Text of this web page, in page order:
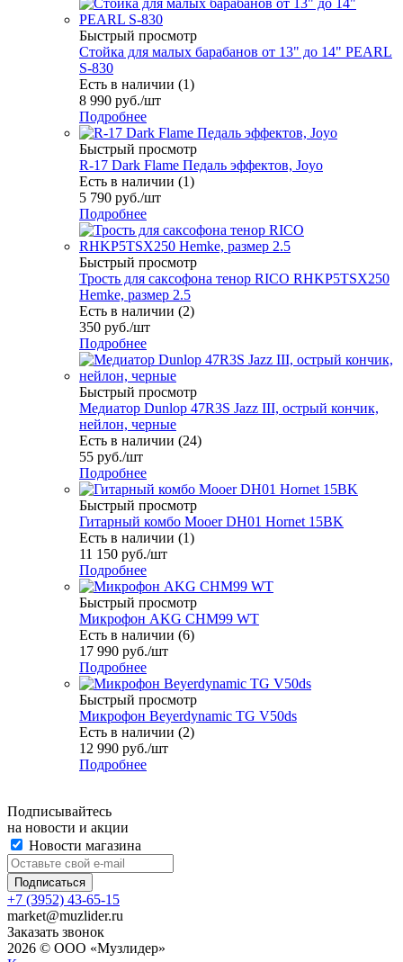
Быстрый просмотр
Стойка для малых барабанов от 13" до 14" PEARL
S-830
Есть в наличии (1)
8 990 руб./шт
Подробнее
Быстрый просмотр
R-17 Dark Flame Педаль эффектов, Joyo
Есть в наличии (1)
5 790 руб./шт
Подробнее
Быстрый просмотр
Трость для саксофона тенор RICO RHKP5TSX250
Hemke, размер 2.5
Есть в наличии (2)
350 руб./шт
Подробнее
Быстрый просмотр
Медиатор Dunlop 47R3S Jazz III, острый кончик,
нейлон, черные
Есть в наличии (24)
55 руб./шт
Подробнее
Быстрый просмотр
Гитарный комбо Mooer DH01 Hornet 15BK
Есть в наличии (1)
11 150 руб./шт
Подробнее
Быстрый просмотр
Микрофон AKG CHM99 WT
Есть в наличии (6)
17 990 руб./шт
Подробнее
Быстрый просмотр
Микрофон Beyerdynamic TG V50ds
Есть в наличии (2)
12 990 руб./шт
Подробнее
Подписывайтесь
на новости и акции
Новости магазина
+7 (3952) 43-65-15
market@muzlider.ru
Заказать звонок
2026 © ООО «Музлидер»